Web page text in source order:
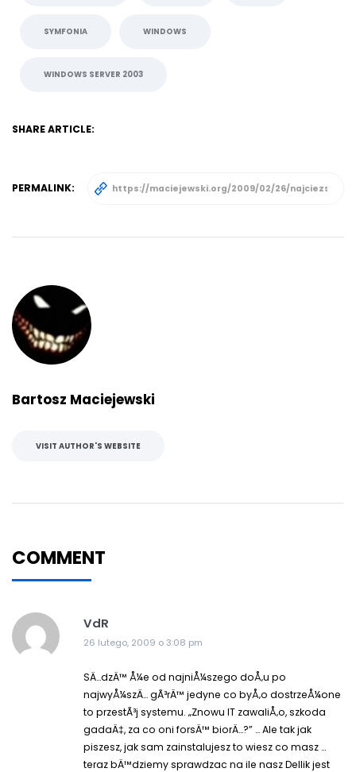
SYMFONIA WINDOWS
WINDOWS SERVER 2003
SHARE ARTICLE:
PERMALINK:
Bartosz Maciejewski
VISIT AUTHOR'S WEBSITE
COMMENT
VdR
26 lutego, 2009 o 3:08 pm
SÄ…dzÄ™ Å¼e od najniÅ¼szego doÅ‚u po
najwyÅ¼szÄ… gÃ³rÄ™ jedyne co byÅ‚o dostrzeÅ¼one
to przestÃ³j systemu. „Znowu IT zawaliÅ‚o, szkoda
gadaÄ‡, za co oni forsÄ™ biorÄ…?” … Ale tak jak
piszesz, jak sam zainstalujesz to wiesz co masz …
teraz bÄ™dziemy sprawdzac na ile nasz Dellik jest